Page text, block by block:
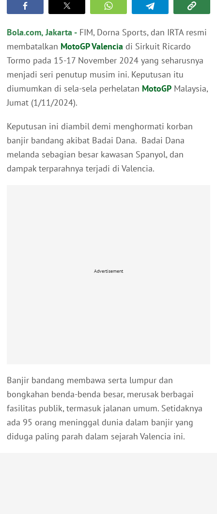
Bola.com, Jakarta - FIM, Dorna Sports, dan IRTA resmi
membatalkan MotoGP Valencia di Sirkuit Ricardo
Tormo pada 15-17 November 2024 yang seharusnya
menjadi seri penutup musim ini. Keputusan itu
diumumkan di sela-sela perhelatan MotoGP Malaysia,
Jumat (1/11/2024).
Keputusan ini diambil demi menghormati korban
banjir bandang akibat Badai Dana. Badai Dana
melanda sebagian besar kawasan Spanyol, dan
dampak terparahnya terjadi di Valencia.
Advertisement
Banjir bandang membawa serta lumpur dan
bongkahan benda-benda besar, merusak berbagai
fasilitas publik, termasuk jalanan umum. Setidaknya
ada 95 orang meninggal dunia dalam banjir yang
diduga paling parah dalam sejarah Valencia ini.